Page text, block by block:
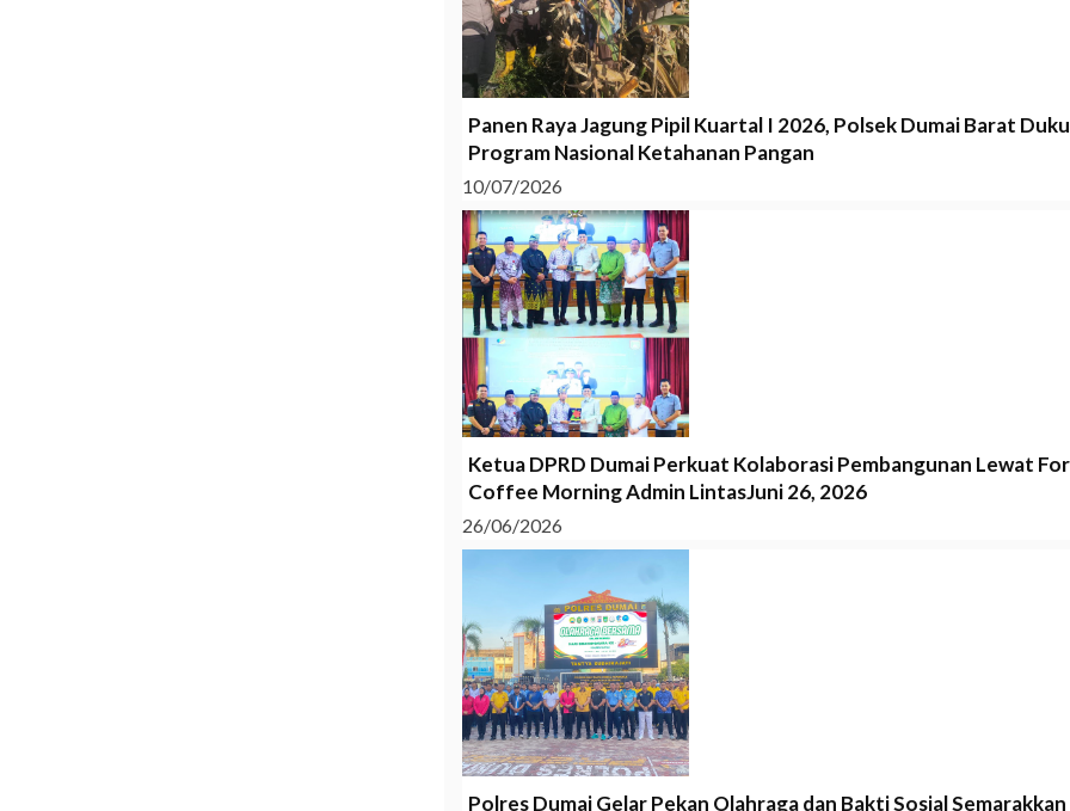
Panen Raya Jagung Pipil Kuartal I 2026, Polsek Dumai Barat
Program Nasional Ketahanan Pangan
10/07/2026
Ketua DPRD Dumai Perkuat Kolaborasi Pembangunan Lewat
Coffee Morning Admin LintasJuni 26, 2026
26/06/2026
Polres Dumai Gelar Pekan Olahraga dan Bakti Sosial